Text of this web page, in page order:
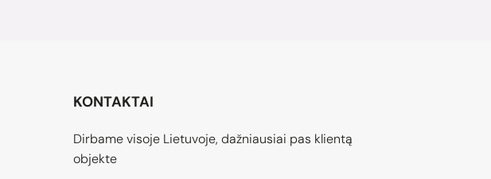
KONTAKTAI
Dirbame visoje Lietuvoje, dažniausiai pas klientą
objekte